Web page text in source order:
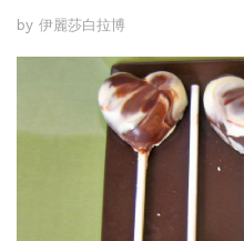
by 伊麗莎白拉博